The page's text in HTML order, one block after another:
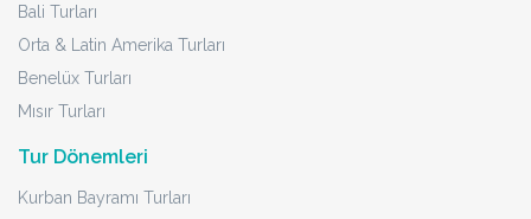
Bali Turları
Orta & Latin Amerika Turları
Benelüx Turları
Mısır Turları
Tur Dönemleri
Kurban Bayramı Turları